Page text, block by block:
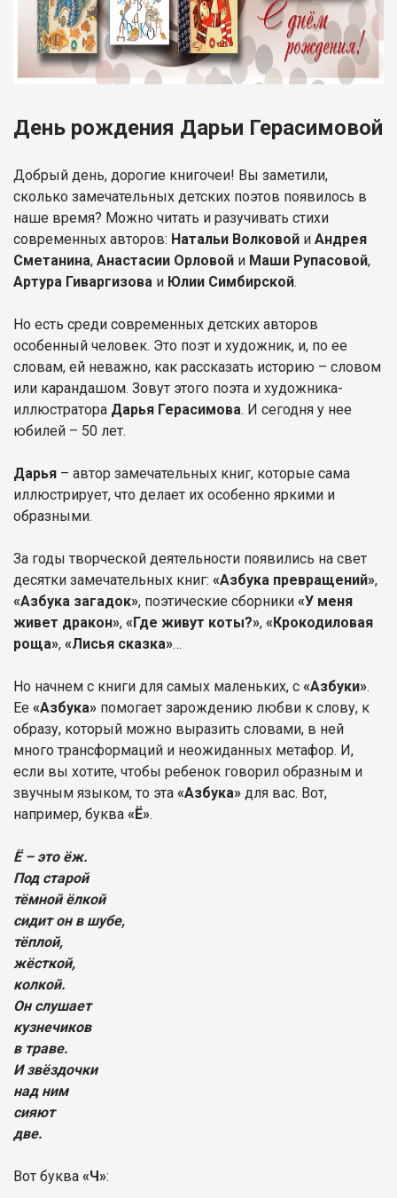
День рождения Дарьи Герасимовой
Добрый день, дорогие книгочеи! Вы заметили,
сколько замечательных детских поэтов появилось в
наше время? Можно читать и разучивать стихи
современных авторов: Натальи Волковой и Андрея
Сметанина, Анастасии Орловой и Маши Рупасовой,
Артура Гиваргизова и Юлии Симбирской.
Но есть среди современных детских авторов
особенный человек. Это поэт и художник, и, по ее
словам, ей неважно, как рассказать историю – словом
или карандашом. Зовут этого поэта и художника-
иллюстратора Дарья Герасимова. И сегодня у нее
юбилей – 50 лет.
Дарья – автор замечательных книг, которые сама
иллюстрирует, что делает их особенно яркими и
образными.
За годы творческой деятельности появились на свет
десятки замечательных книг: «Азбука превращений»,
«Азбука загадок», поэтические сборники «У меня
живет дракон», «Где живут коты?», «Крокодиловая
роща», «Лисья сказка»…
Но начнем с книги для самых маленьких, с «Азбуки».
Ее «Азбука» помогает зарождению любви к слову, к
образу, который можно выразить словами, в ней
много трансформаций и неожиданных метафор. И,
если вы хотите, чтобы ребенок говорил образным и
звучным языком, то эта «Азбука» для вас. Вот,
например, буква «Ё».
Ё – это ёж.
Под старой
тёмной ёлкой
сидит он в шубе,
тёплой,
жёсткой,
колкой.
Он слушает
кузнечиков
в траве.
И звёздочки
над ним
сияют
две.
Вот буква «Ч»: